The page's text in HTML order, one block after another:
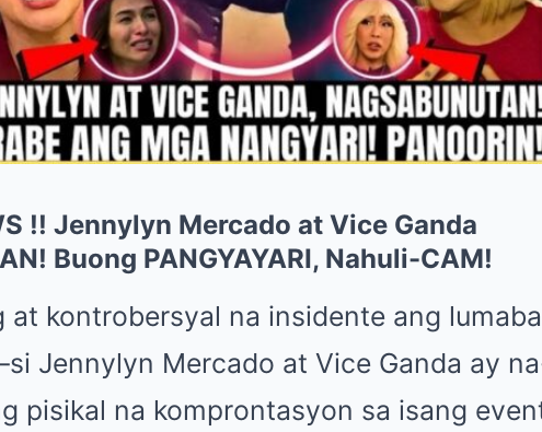
!! Jennylyn Mercado at Vice Ganda
Buong PANGYAYARI, Nahuli-CAM!
at kontrobersyal na insidente ang
Jennylyn Mercado at Vice Ganda ay
pisikal na komprontasyon sa isang